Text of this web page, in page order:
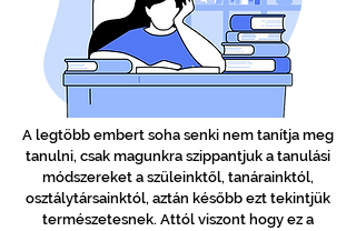
A legtöbb embert soha senki nem tanítja meg
tanulni, csak magunkra szippantjuk a tanulási
módszereket a szüleinktől, tanárainktól,
osztálytársainktól, aztán később ezt tekintjük
természetesnek. Attól viszont hogy ez a